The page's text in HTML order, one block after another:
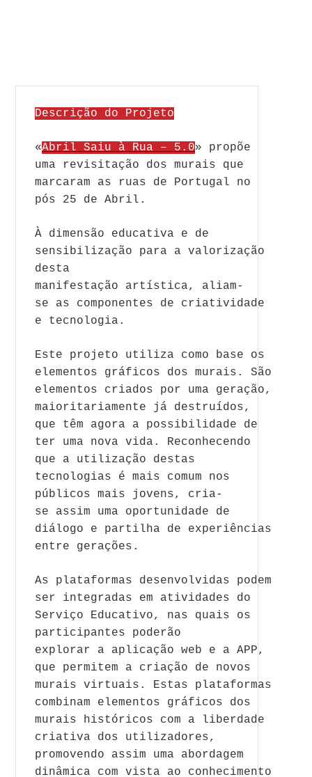
Descrição do Projeto
«Abril Saiu à Rua – 5.0» propõe
uma revisitação dos murais que
marcaram as ruas de Portugal no
pós 25 de Abril .
À dimensão educativa e de
sensibilização para a valorização
desta
manifestação artística, aliam-
se as componentes de criatividade
e tecnologia.
Este projeto utiliza como base os
elementos gráficos dos murais. São
elementos criados por uma geração,
maioritariamente já destruídos,
que têm agora a possibilidade de
ter uma nova vida. Reconhecendo
que a utilização destas
tecnologias é mais comum nos
públicos mais jovens, cria-
se assim uma oportunidade de
diálogo e partilha de experiências
entre gerações.
As plataformas desenvolvidas podem
ser integradas em atividades do
Serviço Educativo, nas quais os
participantes poderão
explorar a aplicação web e a APP,
que permitem a criação de novos
murais virtuais. Estas plataformas
combinam elementos gráficos dos
murais históricos com a liberdade
criativa dos utilizadores,
promovendo assim uma abordagem
dinâmica com vista ao conhecimento